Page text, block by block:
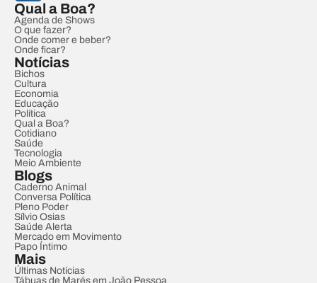
Qual a Boa?
Agenda de Shows
O que fazer?
Onde comer e beber?
Onde ficar?
Notícias
Bichos
Cultura
Economia
Educação
Política
Qual a Boa?
Cotidiano
Saúde
Tecnologia
Meio Ambiente
Blogs
Caderno Animal
Conversa Política
Pleno Poder
Sílvio Osias
Saúde Alerta
Mercado em Movimento
Papo Íntimo
Mais
Últimas Notícias
Tábuas de Marés em João Pessoa